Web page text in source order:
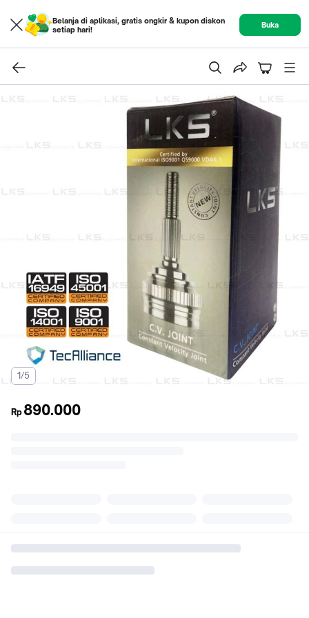
Belanja di aplikasi, gratis ongkir & kupon diskon
setiap hari!
Buka
1/5
Rp 890.000